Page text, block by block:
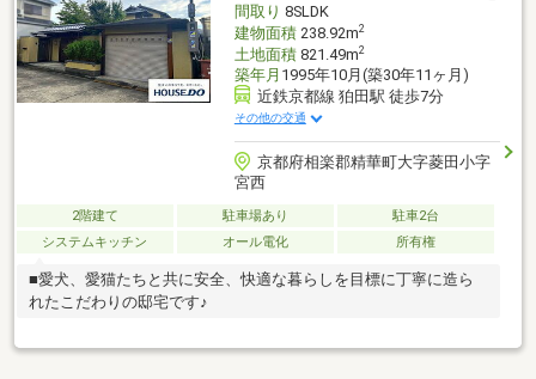
間取り 8SLDK
建物面積238.92m2
土地面積821.49m2
築年月 1995年10月(築30年11ヶ月)
近鉄京都線 狛田駅 徒歩7分
その他の交通
京都府相楽郡精華町大字菱田小字
宮西
2階建て 駐車場あり
駐車2台
システムキッチン
オール電化 所有権
■愛犬、愛猫たちと共に安全、快適な暮らしを目標に丁寧に造ら
れたこだわりの邸宅です♪